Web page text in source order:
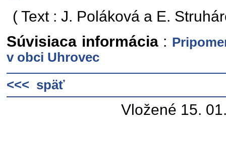
( Text : J. Poláková a E.
Súvisiaca informácia:
v obci Uhrovec
<<< späť
Vložené 15.